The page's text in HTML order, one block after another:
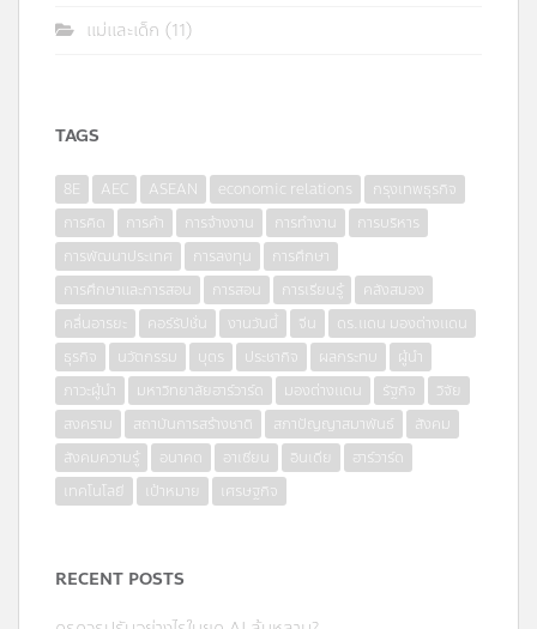
แม่และเด็ก (11)
TAGS
8E AEC ASEAN economic relations
กรุงเทพธุรกิจ
การคิด
การค้า การจ้างงาน การทำงาน
การบริหาร
การพัฒนาประเทศ
การลงทุน
การศึกษา
การศึกษาและการสอน
การสอน การเรียนรู้
คลังสมอง
คลื่นอารยะ
คอร์รัปชั่น งานวันนี้ จีน
ดร.แดน มองต่างแดน
ธุรกิจ
นวัตกรรม บุตร ประชากิจ ผลกระทบ
ผู้นำ
ภาวะผู้นำ
มหาวิทยาลัยฮาร์วาร์ด มองต่างแดน รัฐกิจ
วิจัย
สงคราม
สถาบันการสร้างชาติ สภาปัญญาสมาพันธ์
สังคม
สังคมความรู้
อนาคต อาเซียน อินเดีย
ฮาร์วาร์ด
เทคโนโลยี
เป้าหมาย เศรษฐกิจ
RECENT POSTS